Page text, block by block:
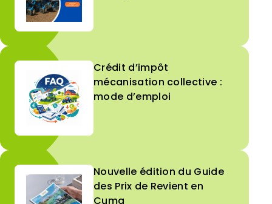
Crédit d’impôt
mécanisation collective :
mode d’emploi
Nouvelle édition du Guide
des Prix de Revient en
Cuma